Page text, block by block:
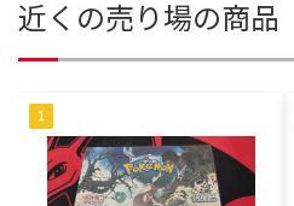
近くの売り場の商品